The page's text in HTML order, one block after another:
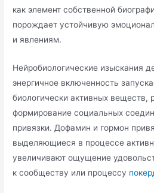
как элемент собственной
порождает устойчивую
и явлениям.
Нейробиологические изыскания
энергичное включенность
биологически активных веществ,
формирование социальных
привязки. Дофамин и гормон
выделяющиеся в процессе
увеличивают ощущение
к сообществу или процессу